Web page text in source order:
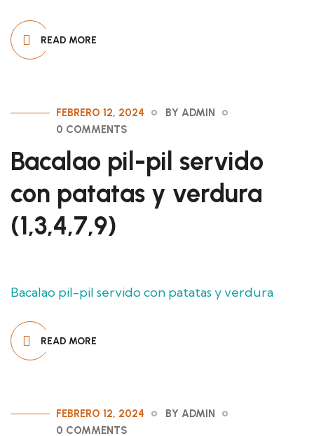
READ MORE
FEBRERO 12, 2024
BY ADMIN
0 COMMENTS
Bacalao pil-pil servido
con patatas y verdura
(1,3,4,7,9)
Bacalao pil-pil servido con patatas y verdura
READ MORE
FEBRERO 12, 2024
BY ADMIN
0 COMMENTS